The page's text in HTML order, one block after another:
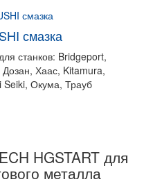
смазка
станков: Bridgeport,
Хаас, Kitamura,
Seiki, Окума, Трауб
HGSTART для
металла